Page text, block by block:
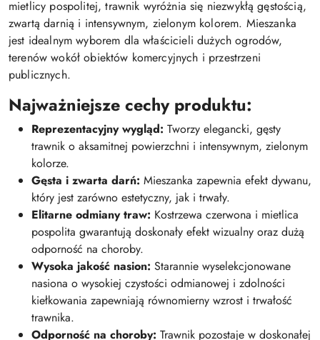
mietlicy pospolitej, trawnik wyróżnia się niezwykłą gęstością,
zwartą darnią i intensywnym, zielonym kolorem. Mieszanka
jest idealnym wyborem dla właścicieli dużych ogrodów,
terenów wokół obiektów komercyjnych i przestrzeni
publicznych.
Najważniejsze cechy produktu:
Reprezentacyjny wygląd: Tworzy elegancki, gęsty
trawnik o aksamitnej powierzchni i intensywnym, zielonym
kolorze.
Gęsta i zwarta darń: Mieszanka zapewnia efekt dywanu,
który jest zarówno estetyczny, jak i trwały.
Elitarne odmiany traw: Kostrzewa czerwona i mietlica
pospolita gwarantują doskonały efekt wizualny oraz dużą
odporność na choroby.
Wysoka jakość nasion: Starannie wyselekcjonowane
nasiona o wysokiej czystości odmianowej i zdolności
kiełkowania zapewniają równomierny wzrost i trwałość
trawnika.
Odporność na choroby: Trawnik pozostaje w doskonałej